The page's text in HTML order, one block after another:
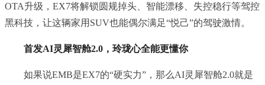
OTA升级，EX7将解锁圆规掉头、智能漂移、失控稳行等驾控
黑科技，让这辆家用SUV也能偶尔满足“悦己”的驾驶激情。
首发AI灵犀智舱2.0，玲珑心全能更懂你
如果说EMB是EX7的“硬实力”，那么AI灵犀智舱2.0就是